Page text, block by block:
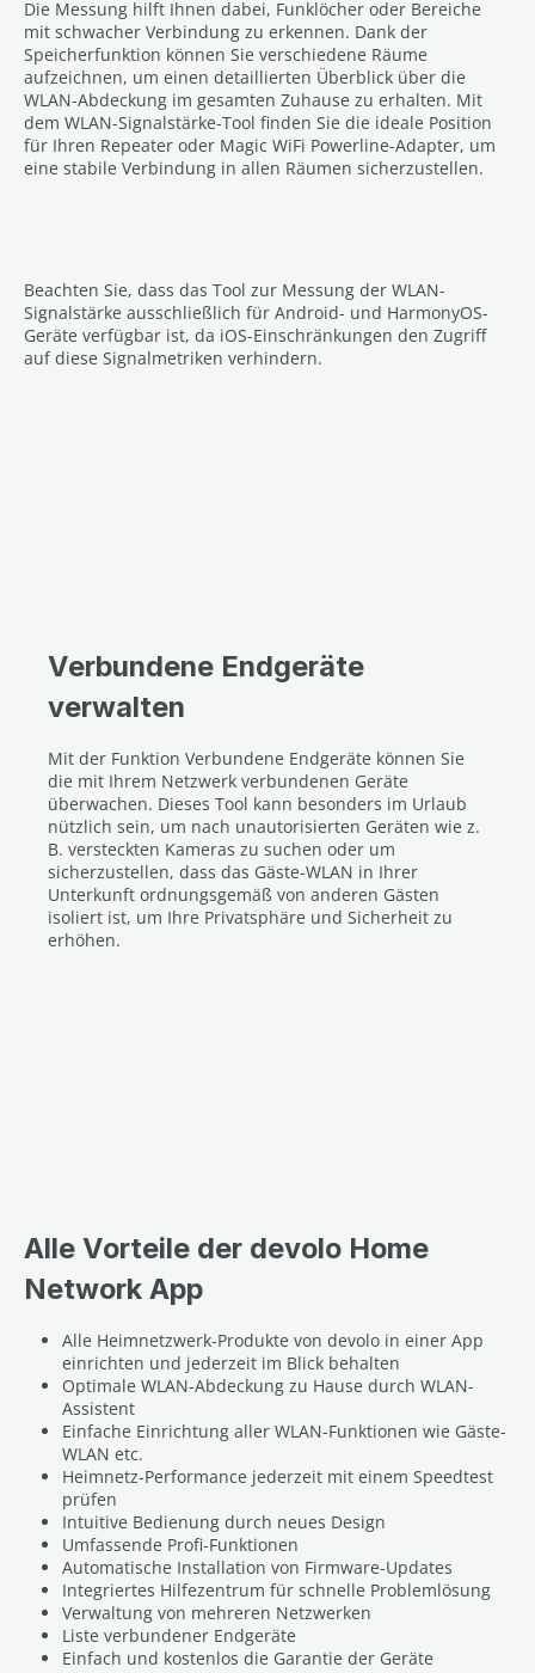
Die Messung hilft Ihnen dabei, Funklöcher oder Bereiche
mit schwacher Verbindung zu erkennen. Dank der
Speicherfunktion können Sie verschiedene Räume
aufzeichnen, um einen detaillierten Überblick über die
WLAN-Abdeckung im gesamten Zuhause zu erhalten. Mit
dem WLAN-Signalstärke-Tool finden Sie die ideale Position
für Ihren Repeater oder Magic WiFi Powerline-Adapter, um
eine stabile Verbindung in allen Räumen sicherzustellen.
Beachten Sie, dass das Tool zur Messung der WLAN-
Signalstärke ausschließlich für Android- und HarmonyOS-
Geräte verfügbar ist, da iOS-Einschränkungen den Zugriff
auf diese Signalmetriken verhindern.
Verbundene Endgeräte
verwalten
Mit der Funktion Verbundene Endgeräte können Sie
die mit Ihrem Netzwerk verbundenen Geräte
überwachen. Dieses Tool kann besonders im Urlaub
nützlich sein, um nach unautorisierten Geräten wie z.
B. versteckten Kameras zu suchen oder um
sicherzustellen, dass das Gäste-WLAN in Ihrer
Unterkunft ordnungsgemäß von anderen Gästen
isoliert ist, um Ihre Privatsphäre und Sicherheit zu
erhöhen.
Alle Vorteile der devolo Home
Network App
Alle Heimnetzwerk-Produkte von devolo in einer App
einrichten und jederzeit im Blick behalten
Optimale WLAN-Abdeckung zu Hause durch WLAN-
Assistent
Einfache Einrichtung aller WLAN-Funktionen wie Gäste-
WLAN etc.
Heimnetz-Performance jederzeit mit einem Speedtest
prüfen
Intuitive Bedienung durch neues Design
Umfassende Profi-Funktionen
Automatische Installation von Firmware-Updates
Integriertes Hilfezentrum für schnelle Problemlösung
Verwaltung von mehreren Netzwerken
Liste verbundener Endgeräte
Einfach und kostenlos die Garantie der Geräte